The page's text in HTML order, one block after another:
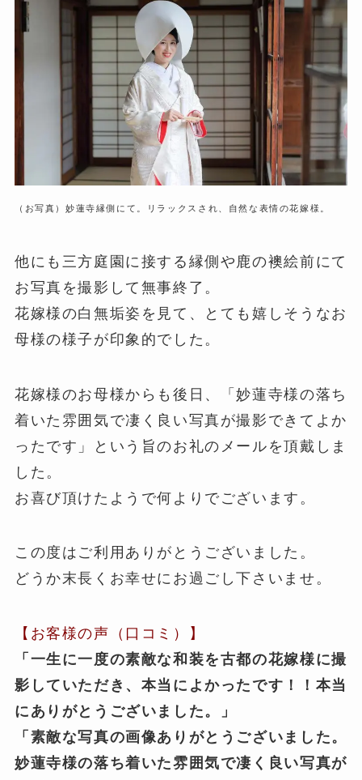
（お写真）妙蓮寺縁側にて。リラックスされ、自然な表情の花嫁様。
他にも三方庭園に接する縁側や鹿の襖絵前にて
お写真を撮影して無事終了。
花嫁様の白無垢姿を見て、とても嬉しそうなお
母様の様子が印象的でした。
花嫁様のお母様からも後日、「妙蓮寺様の落ち
着いた雰囲気で凄く良い写真が撮影できてよか
ったです」という旨のお礼のメールを頂戴しま
した。
お喜び頂けたようで何よりでございます。
この度はご利用ありがとうございました。
どうか末長くお幸せにお過ごし下さいませ。
【お客様の声（口コミ）】
「一生に一度の素敵な和装を古都の花嫁様に撮
影していただき、本当によかったです！！本当
にありがとうございました。
」
「素敵な写真の画像ありがとうございました。
妙蓮寺様の落ち着いた雰囲気で凄く良い写真が